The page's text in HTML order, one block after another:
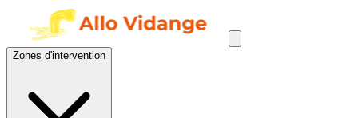
Zones d'intervention